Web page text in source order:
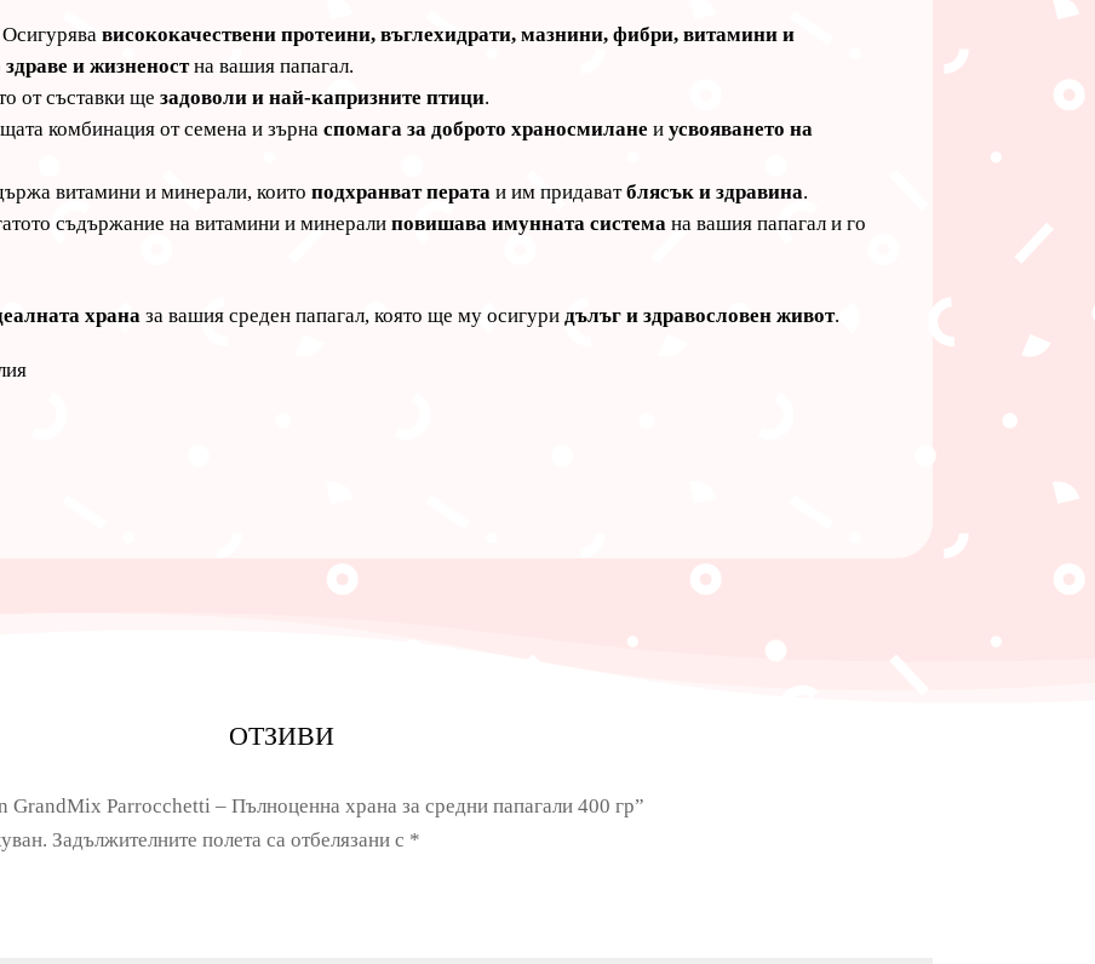
Осигурявависококачествени протеини, въглехидрати, мазнини, фибри, витамини и
здраве и жизненостна вашия папагал.
от съставки щезадоволи и най-капризните птици.
комбинация от семена и зърнаспомага за доброто храносмилане иусвояването на
витамини и минерали, коитоподхранват перата и им придаватблясък и здравина.
съдържание на витамини и минералиповишава имунната система на вашия папагал и го
храна за вашия среден папагал, която ще му осигуридълъг и здравословен живот.
ОТЗИВИ
GrandMix Parrocchetti – Пълноценна храна за средни папагали 400 гр”
Задължителните полета са отбелязани с *